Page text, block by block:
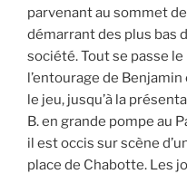
parvenant au sommet
démarrant des plus bas
société. Tout se passe
l’entourage de
le jeu, jusqu’à la
B. en grande pompe au
il est occis sur scène
place de Chabotte. Les